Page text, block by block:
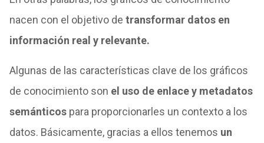
nacen con el objetivo de transformar datos en
información real y relevante.
Algunas de las características clave de los gráficos
de conocimiento son el uso de enlace y metadatos
semánticospara proporcionarles un contexto a los
datos. Básicamente, gracias a ellos tenemos un